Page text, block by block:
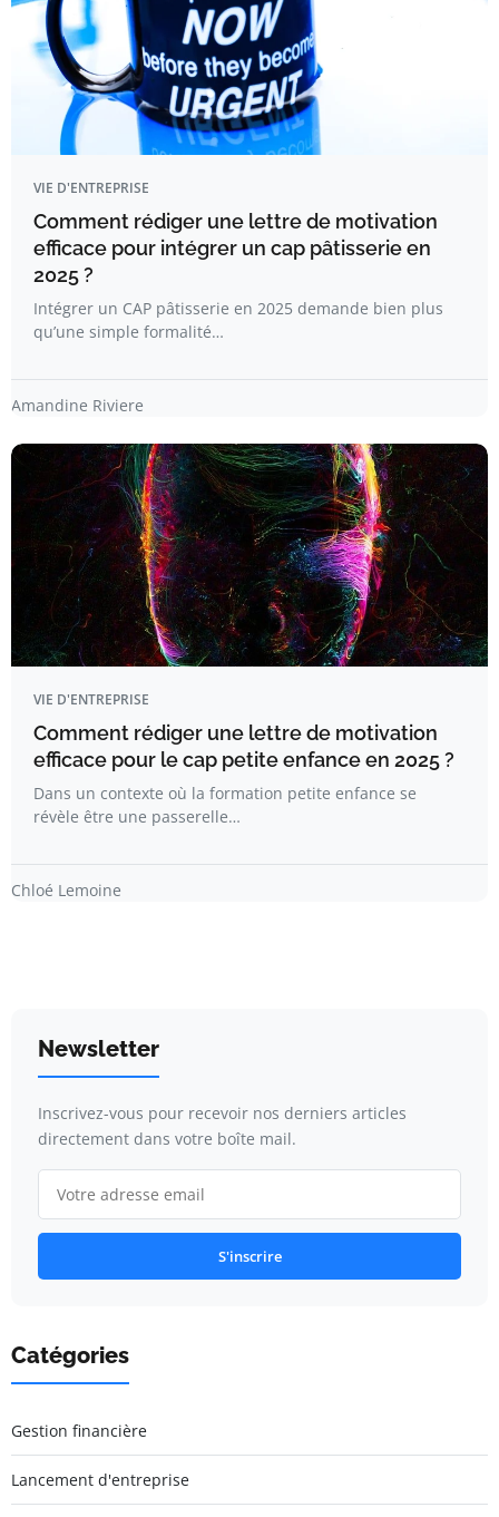
VIE D'ENTREPRISE
Comment rédiger une lettre de motivation
efficace pour intégrer un cap pâtisserie en
2025 ?
Intégrer un CAP pâtisserie en 2025 demande bien plus
qu’une simple formalité…
Amandine Riviere
VIE D'ENTREPRISE
Comment rédiger une lettre de motivation
efficace pour le cap petite enfance en 2025 ?
Dans un contexte où la formation petite enfance se
révèle être une passerelle…
Chloé Lemoine
Newsletter
Inscrivez-vous pour recevoir nos derniers articles
directement dans votre boîte mail.
S'inscrire
Catégories
Gestion financière
Lancement d'entreprise